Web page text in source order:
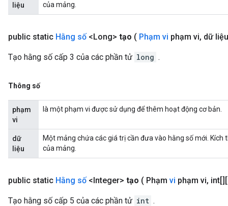
liệu
của mảng.
public static Hằng số<Long> tạo ( Phạm vi phạm vi, dữ
Tạo hằng số cấp 3 của các phần tử long .
Thông số
phạm
vi
là một phạm vi được sử dụng để thêm hoạt động cơ bản.
dữ
liệu
Một mảng chứa các giá trị cần đưa vào hằng số mới.
của mảng.
public static Hằng số<Integer> tạo ( Phạm vi phạm vi,
Tạo hằng số cấp 5 của các phần tử int .